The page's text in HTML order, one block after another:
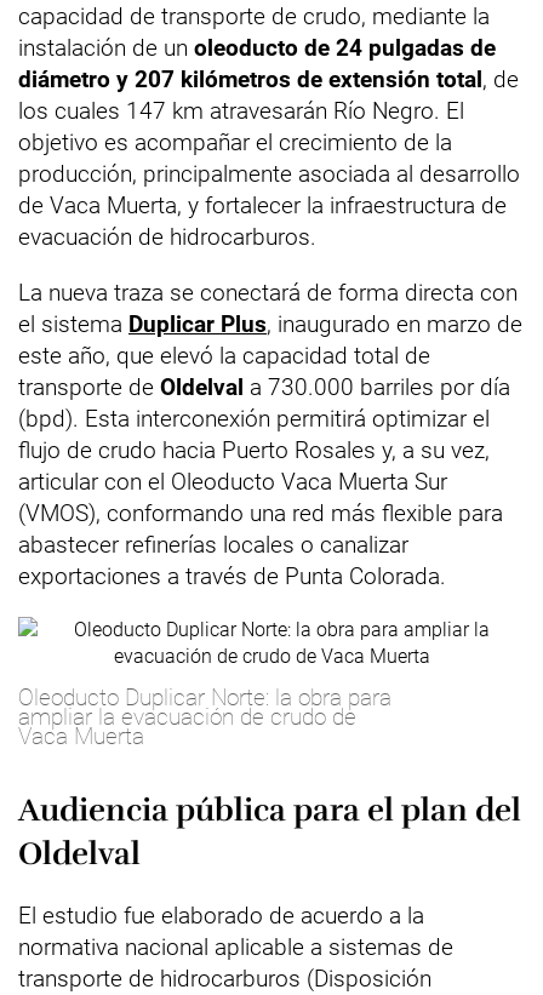
capacidad de transporte de crudo, mediante la
instalación de un oleoducto de 24 pulgadas de
diámetro y 207 kilómetros de extensión total, de
los cuales 147 km atravesarán Río Negro. El
objetivo es acompañar el crecimiento de la
producción, principalmente asociada al desarrollo
de Vaca Muerta, y fortalecer la infraestructura de
evacuación de hidrocarburos.
La nueva traza se conectará de forma directa con
el sistema Duplicar Plus, inaugurado en marzo de
este año, que elevó la capacidad total de
transporte de Oldelval a 730.000 barriles por día
(bpd). Esta interconexión permitirá optimizar el
flujo de crudo hacia Puerto Rosales y, a su vez,
articular con el Oleoducto Vaca Muerta Sur
(VMOS), conformando una red más flexible para
abastecer refinerías locales o canalizar
exportaciones a través de Punta Colorada.
Oleoducto Duplicar Norte: la obra para
ampliar la evacuación de crudo de
Vaca Muerta
Audiencia pública para el plan del
Oldelval
El estudio fue elaborado de acuerdo a la
normativa nacional aplicable a sistemas de
transporte de hidrocarburos (Disposición